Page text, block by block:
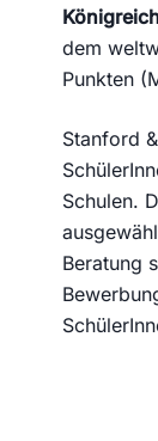
dem
Punkten
Stanford
Schulen.
Beratung